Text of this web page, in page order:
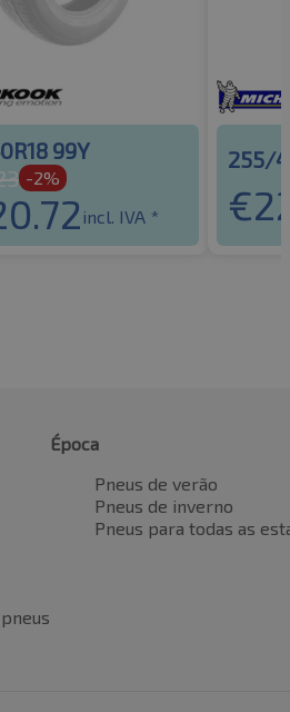
99Y
-2%
incl. IVA *
255/
€
Época
Pneus de verão
Pneus de inverno
Pneus para todas as